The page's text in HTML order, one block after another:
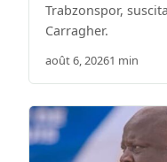
Trabzonspor,
Carragher.
août 6, 20261 min